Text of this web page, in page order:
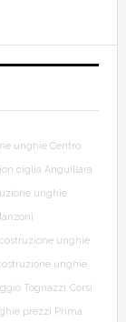
unghie Centro
ciglia Anguillara
unghie
unghie
unghie
Tognazzi Corsi
prezzi Prima